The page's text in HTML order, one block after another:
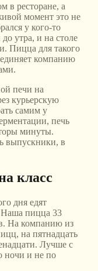
в ресторане, а
момент это не
у кого-то
утра, и на столе
Пицца для такого
компанию
печи на
курьерскую
самим у
печь
минуты.
выпускники, в
класс
дня едят
Наша пицца 33
На компанию из
на пятнадцать
Лучше с
ночи и не по